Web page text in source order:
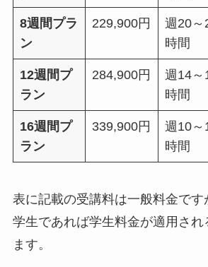
8週間プラ
ン
229,900円
週20～
時間
12週間プ
ラン
284,900円
週14～
時間
16週間プ
ラン
339,900円
週10～
時間
表に記載の受講料は一般料金で
学生であれば学生料金が適用され
ます。